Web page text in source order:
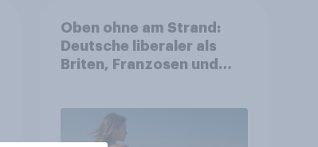
Oben ohne am Strand:
Deutsche liberaler als
Briten, Franzosen und